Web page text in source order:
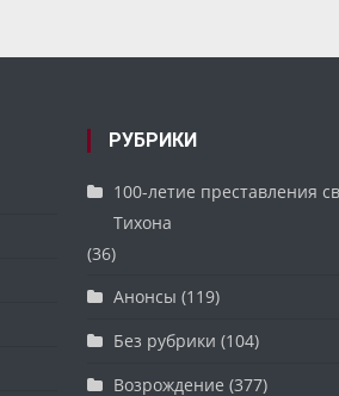
РУБРИКИ
100-летие преставления
Тихона
(36)
Анонсы (119)
Без рубрики (104)
Возрождение (377)